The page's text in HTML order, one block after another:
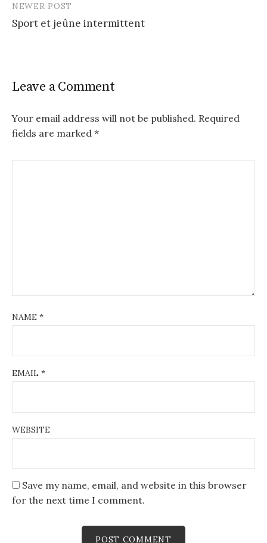
NEWER POST
Sport et jeûne intermittent
Leave a Comment
Your email address will not be published. Required
fields are marked *
NAME *
EMAIL *
WEBSITE
Save my name, email, and website in this browser
for the next time I comment.